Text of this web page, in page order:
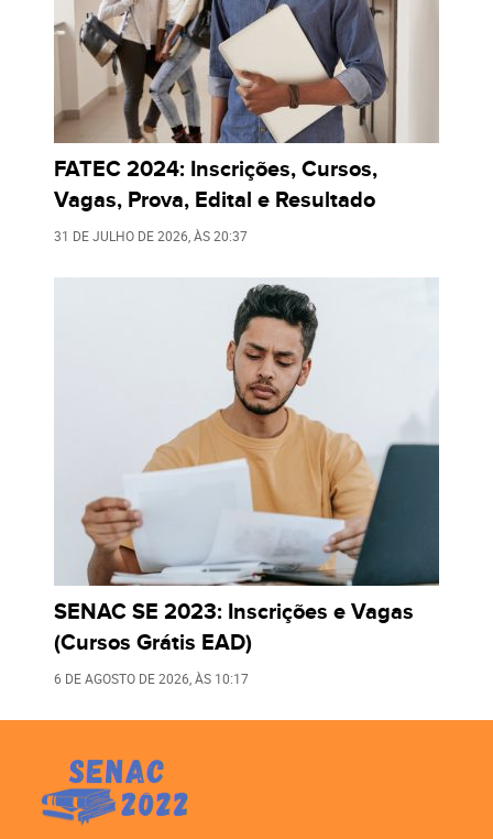
FATEC 2024: Inscrições, Cursos,
Vagas, Prova, Edital e Resultado
31 DE JULHO DE 2026 , ÀS20:37
SENAC SE 2023: Inscrições e Vagas
(Cursos Grátis EAD)
6 DE AGOSTO DE 2026 , ÀS 10:17